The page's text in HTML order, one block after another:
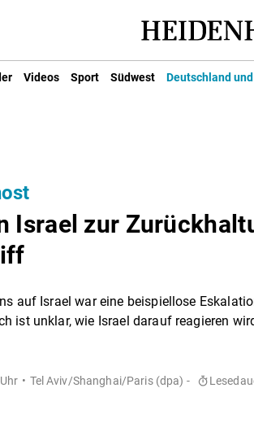
Videos Sport Südwest Deutschland
Israel zur
auf Israel war eine beispiellose
ist unklar, wie Israel darauf reagieren
Tel Aviv/Shanghai/Paris (dpa) -